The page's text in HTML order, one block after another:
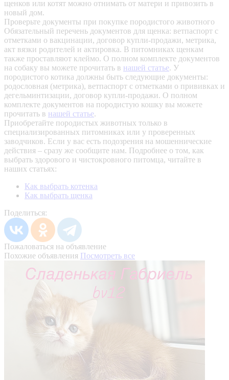
щенков или котят можно отнимать от матери и привозить в
новый дом.
Проверьте документы при покупке породистого животного
Обязательный перечень документов для щенка: ветпаспорт с
отметками о вакцинации, договор купли-продажи, метрика,
акт вязки родителей и актировка. В питомниках щенкам
также проставляют клеймо. О полном комплекте документов
на собаку вы можете прочитать в нашей статье. У
породистого котика должны быть следующие документы:
родословная (метрика), ветпаспорт с отметками о прививках и
дегельминтизации, договор купли-продажи. О полном
комплекте документов на породистую кошку вы можете
прочитать в нашей статье.
Приобретайте породистых животных только в
специализированных питомниках или у проверенных
заводчиков. Если у вас есть подозрения на мошеннические
действия – сразу же сообщите нам. Подробнее о том, как
выбрать здорового и чистокровного питомца, читайте в
наших статьях:
Как выбрать котенка
Как выбрать щенка
Поделиться:
Пожаловаться на объявление
Похожие объявления Посмотреть все